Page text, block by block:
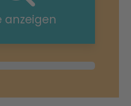
anzeigen